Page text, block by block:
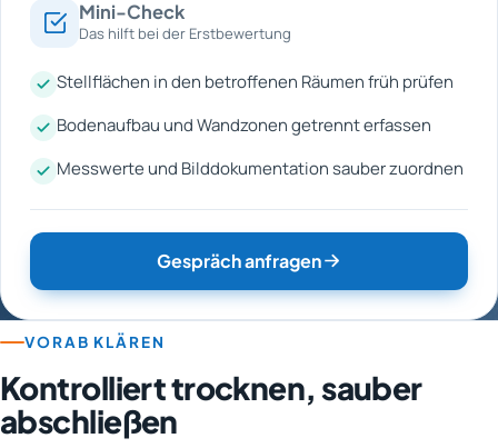
Mini-Check
Das hilft bei der Erstbewertung
Stellflächen in den betroffenen Räumen früh prüfen
Bodenaufbau und Wandzonen getrennt erfassen
Messwerte und Bilddokumentation sauber zuordnen
Gespräch anfragen
VORAB KLÄREN
Kontrolliert trocknen, sauber
abschließen